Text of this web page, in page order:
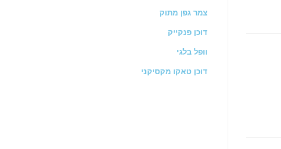
צמר גפן מתוק
דוכן פנקייק
וופל בלגי
דוכן טאקו מקסיקני